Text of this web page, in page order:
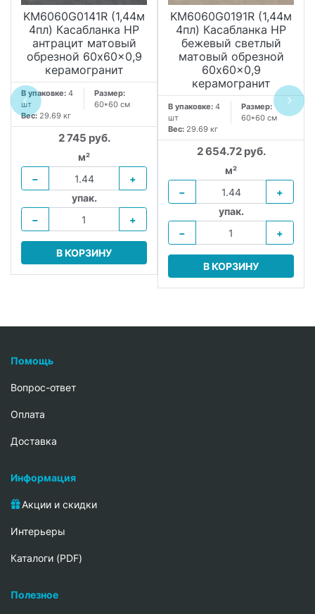
KM6060G0141R (1,44м
4пл) Касабланка HP
антрацит матовый
обрезной 60x60x0,9
керамогранит
В упаковке: 4
шт
Размер:
60*60 см
Вес: 29.69 кг
2 745 руб.
м²
−
+
упак.
−
+
В КОРЗИНУ
KM6060G0191R (1,44м
4пл) Касабланка HP
бежевый светлый
матовый обрезной
60x60x0,9
керамогранит
В упаковке: 4
шт
Размер:
60*60 см
Вес: 29.69 кг
2 654.72 руб.
м²
−
+
упак.
−
+
В КОРЗИНУ
Помощь
Вопрос-ответ
Oплата
Доставка
Информация
Акции и скидки
Интерьеры
Каталоги (PDF)
Полезное